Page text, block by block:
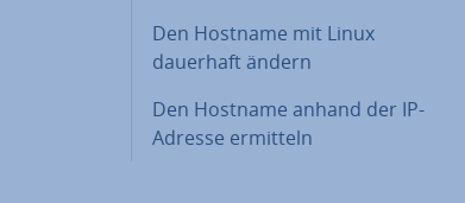
Den Hostname mit Linux
dauerhaft ändern
Den Hostname anhand der IP-
Adresse ermitteln